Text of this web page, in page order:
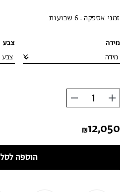
זמני אספקה : 6 שבועות
מידה צבע
הוסף
מוצר
החסר
מוצר
12,050
הוספה לסל